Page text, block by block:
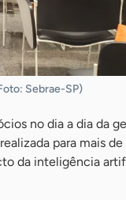
Sebrae-SP)
no dia a dia da
para mais de
da inteligência